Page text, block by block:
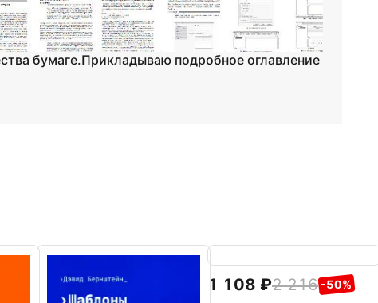
бумаге.Прикладываю подробное оглавление
1 108 2 216 -50%